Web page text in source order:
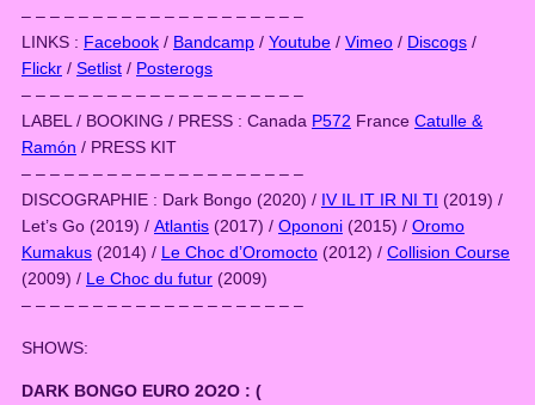
– – – – – – – – – – – – – – – – – – – –
LINKS : Facebook / Bandcamp / Youtube / Vimeo / Discogs /
Flickr / Setlist / Posterogs
– – – – – – – – – – – – – – – – – – – –
LABEL / BOOKING / PRESS : Canada P572 France Catulle &
Ramón / PRESS KIT
– – – – – – – – – – – – – – – – – – – –
DISCOGRAPHIE : Dark Bongo (2020) / IV IL IT IR NI TI (2019) /
Let’s Go (2019) / Atlantis (2017) / Opononi (2015) / Oromo
Kumakus (2014) / Le Choc d’Oromocto (2012) / Collision Course
(2009) / Le Choc du futur (2009)
– – – – – – – – – – – – – – – – – – – –
SHOWS:
DARK BONGO EURO 2O2O : (